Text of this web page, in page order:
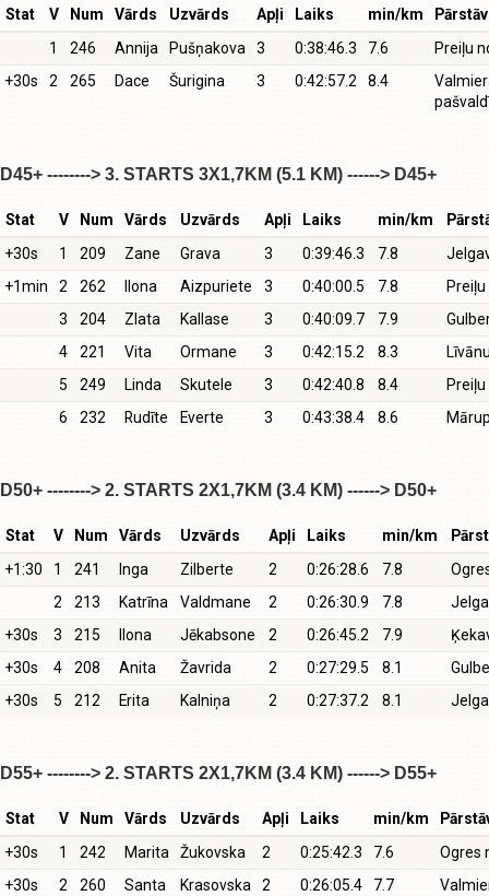
Stat V Num Vārds Uzvārds Apļi Laiks min/km
Pārstāv
1
246 Annija Pušņakova 3 0:38:46.3 7.6
Preiļu
+30s
2 265 Dace Šurigina 3 0:42:57.2 8.4
D45+ --------> 3. STARTS 3X1,7KM (5.1 KM) ------> D45+
Stat V Num Vārds Uzvārds Apļi Laiks min/km
+30s
1 209 Zane Grava 3 0:39:46.3 7.8
+1min
2 262 Ilona Aizpuriete 3 0:40:00.5 7.8
3
204 Zlata Kallase 3 0:40:09.7 7.9
4
221 Vita Ormane 3 0:42:15.2 8.3
5
249 Linda Skutele 3 0:42:40.8 8.4
6
232 Rudīte Everte 3 0:43:38.4 8.6
D50+ --------> 2. STARTS 2X1,7KM (3.4 KM) ------> D50+
Stat V Num Vārds Uzvārds Apļi Laiks min/km
+1:30
1 241 Inga Zilberte 2 0:26:28.6 7.8
2
213 Katrīna Valdmane 2 0:26:30.9 7.8
+30s
3 215 Ilona Jēkabsone 2 0:26:45.2 7.9
+30s
4 208 Anita Žavrida 2 0:27:29.5 8.1
+30s
5 212 Erita Kalniņa 2 0:27:37.2 8.1
D55+ --------> 2. STARTS 2X1,7KM (3.4 KM) ------> D55+
Stat V Num Vārds Uzvārds Apļi Laiks min/km
+30s
1 242 Marita Žukovska 2 0:25:42.3 7.6
Ogres
+30s
2 260 Santa Krasovska 2 0:26:05.4 7.7